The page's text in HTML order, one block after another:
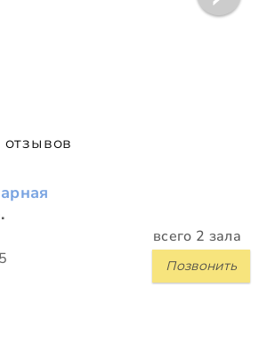
отзывов
всего 2 зала
Позвонить